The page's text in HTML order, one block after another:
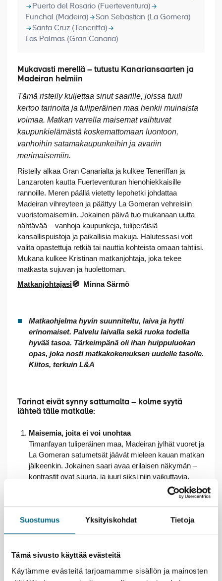
Suostumus Yksityiskohdat Tietoja
Tämä sivusto käyttää evästeitä
Käytämme evästeitä tarjoamamme sisällön ja mainosten
Puerto del Rosario (Fuerteventura)
Funchal (Madeira)
San Sebastian (La Gomera)
Santa Cruz (Teneriffa)
Las Palmas (Gran Canaria)
Mukavasti merellä – tutustu Kanariansaarten ja
Madeiran helmiin
Tämä risteily kuljettaa sinut saarille, joissa tuuli
kertoo tarinoita ja tuliperäinen maa henkii muinaista
voimaa. Matkan varrella maisemat vaihtuvat
kaupunkielämästä koskemattomaan luontoon,
vanhoihin satamakaupunkeihin ja avariin
merimaisemiin.
Risteily alkaa Gran Canarialta ja kulkee Teneriffan ja
Lanzaroten kautta Fuerteventuran hienohiekkaisille
rannoille. Meren päällä vietetty lepohetki johdattaa
Madeiran vihreyteen ja päättyy La Gomeran vehreisiin
vuoristomaisemiin. Jokainen päivä tuo mukanaan uutta
nähtävää – vanhoja kaupunkeja, tuliperäisiä
kansallispuistoja ja paikallisia makuja. Halutessasi voit
valita opastettuja retkiä tai nauttia kohteista omaan tahtiisi.
Mukana kulkee Kristinan matkanjohtaja, joka tekee
matkasta sujuvan ja huolettoman.
Matkanjohtajasi🧭 Minna Särmö
Matkaohjelma hyvin suunniteltu, laiva ja hytti
erinomaiset. Palvelu laivalla sekä ruoka todella
hyvää tasoa. Tärkeimpänä oli ihan huippuluokan
opas, joka nosti matkakokemuksen uudelle tasolle.
Kiitos, terkuin L&A
Tarinat eivät synny sattumalta – kolme syytä
lähteä tälle matkalle:
Maisemia, joita ei voi unohtaa
Timanfayan tuliperäinen maa, Madeiran jylhät vuoret ja
La Gomeran satumetsät jäävät mieleen kauan matkan
jälkeenkin. Jokainen saari avaa erilaisen näkymän –
kontrastit ovat suuria, ja juuri siksi niin vaikuttavia.
Kävele Kolumbuksen jalanjäljissä La Gomeralla,
tutustu Cesar Manriquen taiteeseen Lanzarotella ja
maista Madeiran makeaa viiniä Monten korkeuksissa.
kalastajakylässä voi olla juuri se, mitä muistat
Oma rytmi ja hyvä seura